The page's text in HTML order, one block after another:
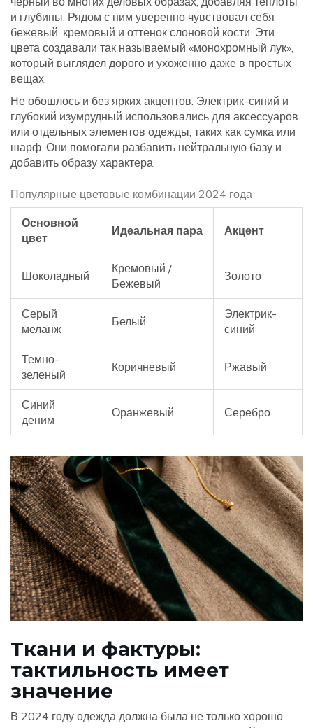
и глубины. Рядом с ним уверенно чувствовал себя
бежевый, кремовый и оттенок слоновой кости. Эти
цвета создавали так называемый «монохромный лук»,
который выглядел дорого и ухоженно даже в простых
вещах.
Не обошлось и без ярких акцентов. Электрик-синий и
глубокий изумрудный использовались для аксессуаров
или отдельных элементов одежды, таких как сумка или
шарф. Они помогали разбавить нейтральную базу и
добавить образу характера.
Популярные цветовые комбинации 2024 года
Основной
цвет
Идеальная пара Акцент
Шоколадный
Кремовый /
Бежевый
Золото
Серый
меланж
Белый
Электрик-
синий
Темно-
зеленый
Коричневый Ржавый
Синий
деним
Оранжевый Серебро
Ткани и фактуры:
тактильность имеет
значение
В 2024 году одежда должна была не только хорошо